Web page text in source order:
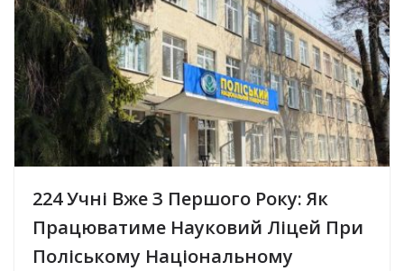
224 Учні Вже З Першого Року: Як
Працюватиме Науковий Ліцей При
Поліському Національному